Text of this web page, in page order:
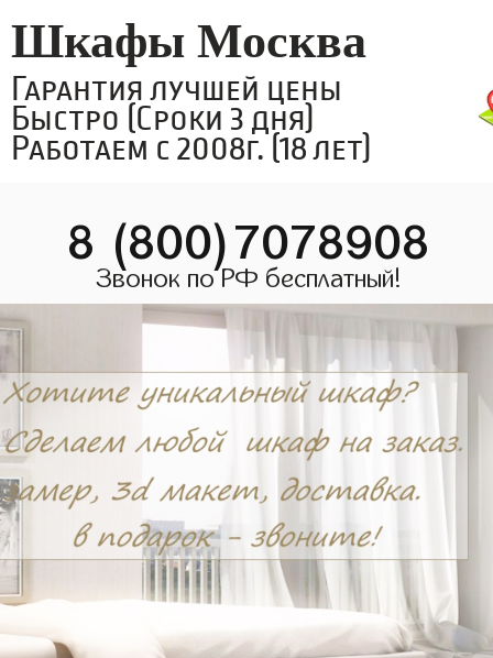
Шкафы Москва
Гарантия лучшей цены
Быстро (Сроки 3 дня)
Работаем с 2008г. (18 лет)
8 (800)7078908
Звонок по РФ бесплатный!